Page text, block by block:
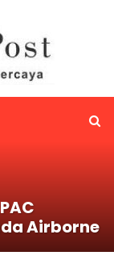
Airborne